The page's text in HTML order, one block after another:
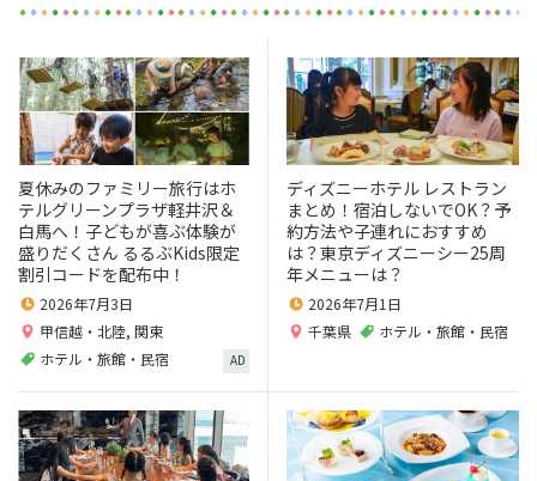
夏休みのファミリー旅行はホ
テルグリーンプラザ軽井沢＆
白馬へ！子どもが喜ぶ体験が
盛りだくさん るるぶKids限定
割引コードを配布中！
2026年7月3日
甲信越・北陸, 関東
ホテル・旅館・民宿
AD
ディズニーホテル レストラン
まとめ！宿泊しないでOK？予
約方法や子連れにおすすめ
は？東京ディズニーシー25周
年メニューは？
2026年7月1日
千葉県
ホテル・旅館・民宿